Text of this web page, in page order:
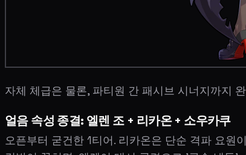
자체 체급은 물론, 파티원 간 패시브 시너지까지
얼음 속성 종결: 엘렌 조 + 리카온 + 소우카쿠
오픈부터 굳건한 1티어. 리카온은 단순 격파 요원